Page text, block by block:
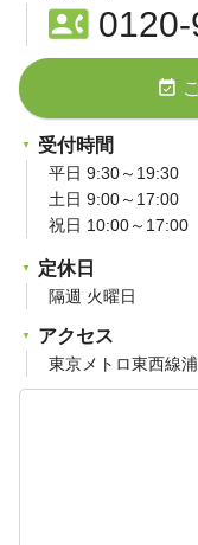
contact_phone0120-
event_available
受付時間
平日 9:30～19:30
土日 9:00～17:00
祝日 10:00～17:00
定休日
隔週 火曜日
アクセス
東京メトロ東西線